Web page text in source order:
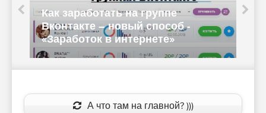
Как заработать на группе
Вконтакте – новый способ -
«Заработок в интернете»
А что там на главной? )))